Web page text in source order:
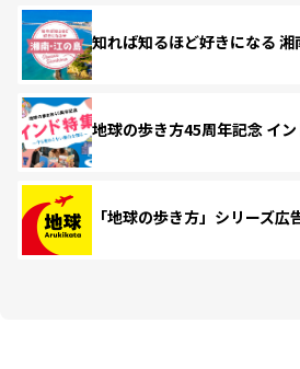
知れば知るほど好きになる 湘
地球の歩き方45周年記念 イ
「地球の歩き方」シリーズ広